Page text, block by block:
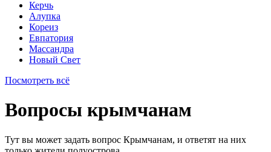
Керчь
Алупка
Кореиз
Евпатория
Массандра
Новый Свет
Посмотреть всё
Вопросы крымчанам
Тут вы может задать вопрос Крымчанам, и ответят на них